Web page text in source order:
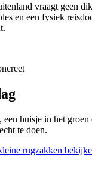
vraagt geen
en een fysiek
een huisje in het
te doen.